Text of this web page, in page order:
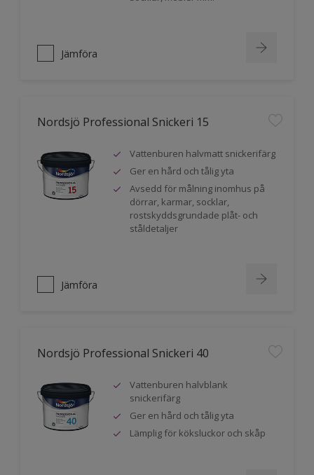
Jämföra
Nordsjö Professional Snickeri 15
Vattenburen halvmatt snickerifärg
Ger en hård och tålig yta
Avsedd för målning inomhus på
dörrar, karmar, socklar,
rostskyddsgrundade plåt- och
ståldetaljer
Jämföra
Nordsjö Professional Snickeri 40
Vattenburen halvblank
snickerifärg
Ger en hård och tålig yta
Lämplig för köksluckor och skåp